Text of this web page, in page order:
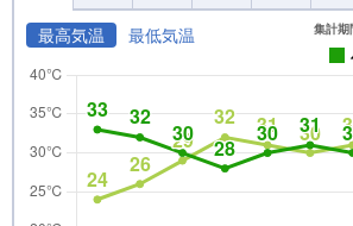
最高気温 最低気温 集計期